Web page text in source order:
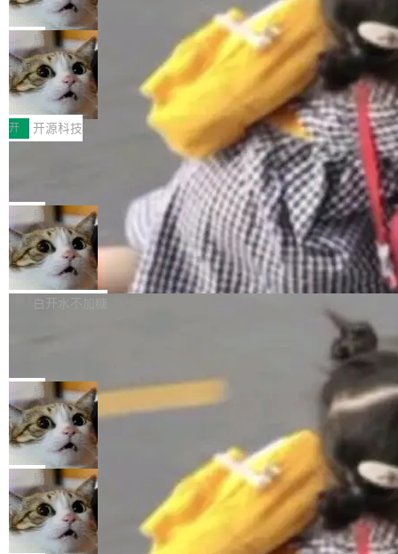
（<a href="https://bugzilla.mozilla.org/show_
bug.cgi?id=204...
orkers 跑了十年 Isolate。用 CEO Matthew Pri
nce 的话说：「我们一生都在用 Isolate 运行代
码，而 AI Agent 不需要容器，它们需要的是 Iso
late。」 容器为什么不合适 容器的问题在于启动
和销毁都太重了。一个 Agent 要执行的任务可能
只需要几毫秒的 CPU 时间，但容器从冷启动到
就绪要花数秒。如果未来有十...
诉讼，称“Apple is getting this wron
g”
上个月，苹果一纸诉状把 OpenAI 告上法庭，指
控其挖角苹果前员工并窃取商业秘密。苹果的诉
状把 OpenAI 描述成一个系统性地从前东家挖
人、套取机密信息的对手。 OpenAI 没发律师
函，也没选择庭外沉默。它在官网贴了一篇博
文，标题只有六个字：Apple is getting this wro
ng。 然后，它把邮件往来和 iMessage 聊天记
录全贴了出来。 他发错人了 苹果外部律师 Gabr
iel Gross 来自 Weil 律所，2 月 23 日下午 5:53
给 OpenAI 总法律顾问 Che Chang 发了封邮
件，附了一封长信，要求 OpenAI 配合调查前苹
果员工带走机密信...
局
HUAWEI MatePad Edge上架WorkBu
ddy鸿蒙PC版，说话就能干活的AI办公
搭子
全能AI工作台WorkBuddy鸿蒙PC版上架HUAWE
I MatePad Edge应用市场，直接下载即可使
用，与鸿蒙电脑上的体验一致。值得一提的是，
这是目前市面上唯一支持平板接入WorkBuddy P
C版的产品，搭载“人机双写”重磅功能——你写
你的，AI写AI的，同屏协作互不干扰。一句话让
AI帮你干活，现在开启全新体验！ 温馨提示：
体验WorkBuddy鸿蒙PC版前，请将 HUAWEI M
atePad Edge 升级至 HarmonyOS 6.1.0.135S
P9 patch03及以上版本。 *升级路径：设置 > 搜
开 开源科技
FFmpeg 9.0 发布：代号“Lei”，以此纪
全球知名开源多媒体框架 FFmpeg 今天正式发
布了 9.0 版本。这个版本除了带来新一代音视频
处理能力和硬件加速支持之外，还有一个特殊之
处：FFmpeg 9.0 的代号是“Lei”。 这个名字，
来自中国开发者雷霄骅（Lei Xiaohua）。 对于
很多中国音视频开发者而言，这个名字并不陌
“启蒙老师”。 而今年，恰好是雷霄骅离世十周
年。FFmpeg 社区最终选择用一个大版本的名
字，留下了这份纪念。 雷霄骅曾是中国传媒大学
数字电视技术方向的博士生，长期从事视频、音
频技...
局
亚马逊成本失控：AI 写代码烧掉 1215
万元，超预算 860%
外媒近日曝光了亚马逊的多份内部报告显示，AI
导致公司在多个项目上超支。《金融时报》报道
编写程序，目标是完成电商平台作者信息与商品
列表的数据匹配 —— 一项常规的数据处理任
务，最终却产生了 180 万美元的账单，实际支出
超出原定预算 860%。 更令人意外的是，该项目
最终并未成功落地，而高额算力消耗持续运行长
达 5 个月，公司直到财务对账时才察觉异常。这
意味着一个无人看管的 AI 程序，在近半年时间
里日夜不停地"烧钱"。 复盘显示，...
白开水不加糖
e CEO Clément Delangue 在 CNBC 的采访里
没有拐弯抹角。他说中国正在赢得 AI 竞赛，而
且按目前的速度，中国 AI 工具预计在今年底或
2027 年就能追上美国前沿实验室的水平。 Dela
ngue 把原因归结为一件事：开放协作。中国的
AI 开发者在一个共享和协作的生态里加速迭代，
而美国模型厂商在"闭门造车"。他的原话是 "buil
ding in silos"——各自为战，互不通气。 这个判
局
当 AI agent 把源码变成了最好的扩展系
统，开发者工具必须开源
五年前，David Crawshaw 问过很多软件工程师
一个问题：你写过什么给自己用的程序？答案几
乎都是没有。工程师们整天用别人写的程序写程
序给别人用。偶尔有人自己写个博客系统、智能
家居控制、家庭实验室，都算稀奇事。 Crawsh
局
DeepSeek Harness 宣布内测邀请，全
网最大规模开源 Agent 路演现场诞生
一条内测招募帖，发出去的时候大概没人想到它